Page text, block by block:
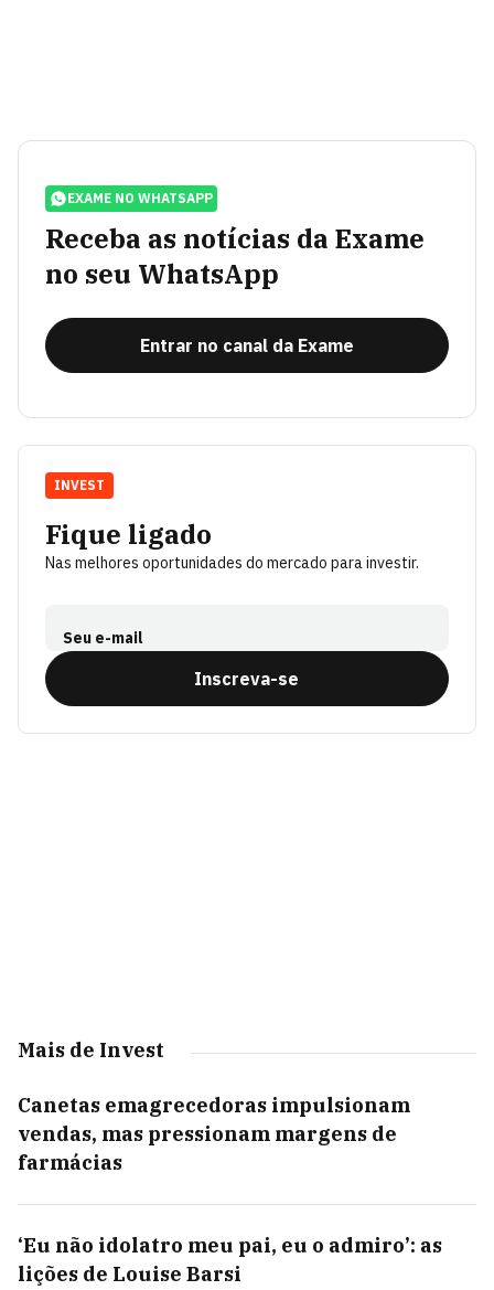
EXAME NO WHATSAPP
Receba as notícias da Exame
no seu WhatsApp
Entrar no canal da Exame
Fique ligado
Nas melhores oportunidades do mercado para investir.
Seu e-mail
Inscreva-se
INVEST
Mais de Invest
Canetas emagrecedoras impulsionam
vendas, mas pressionam margens de
farmácias
‘Eu não idolatro meu pai, eu o admiro’: as
lições de Louise Barsi